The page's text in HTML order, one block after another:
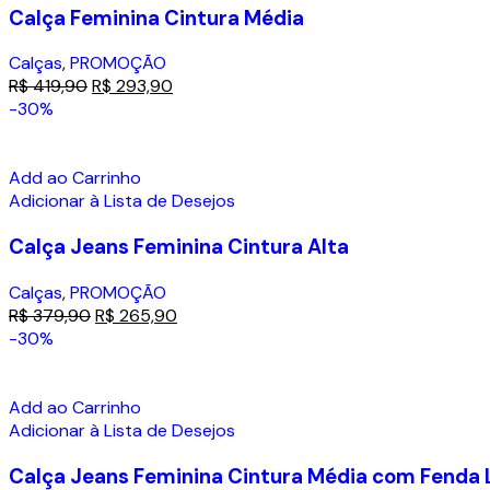
Calça Feminina Cintura Média
Calças,PROMOÇÃO
R$419,90R$ 293,90
-30%
Add ao Carrinho
Adicionar à Lista de Desejos
Calça Jeans Feminina Cintura Alta
Calças,PROMOÇÃO
R$379,90R$ 265,90
-30%
Add ao Carrinho
Adicionar à Lista de Desejos
Calça Jeans Feminina Cintura Média com Fenda